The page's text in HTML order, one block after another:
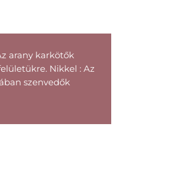
arany karkötők
Nikkel : Az
szenvedők